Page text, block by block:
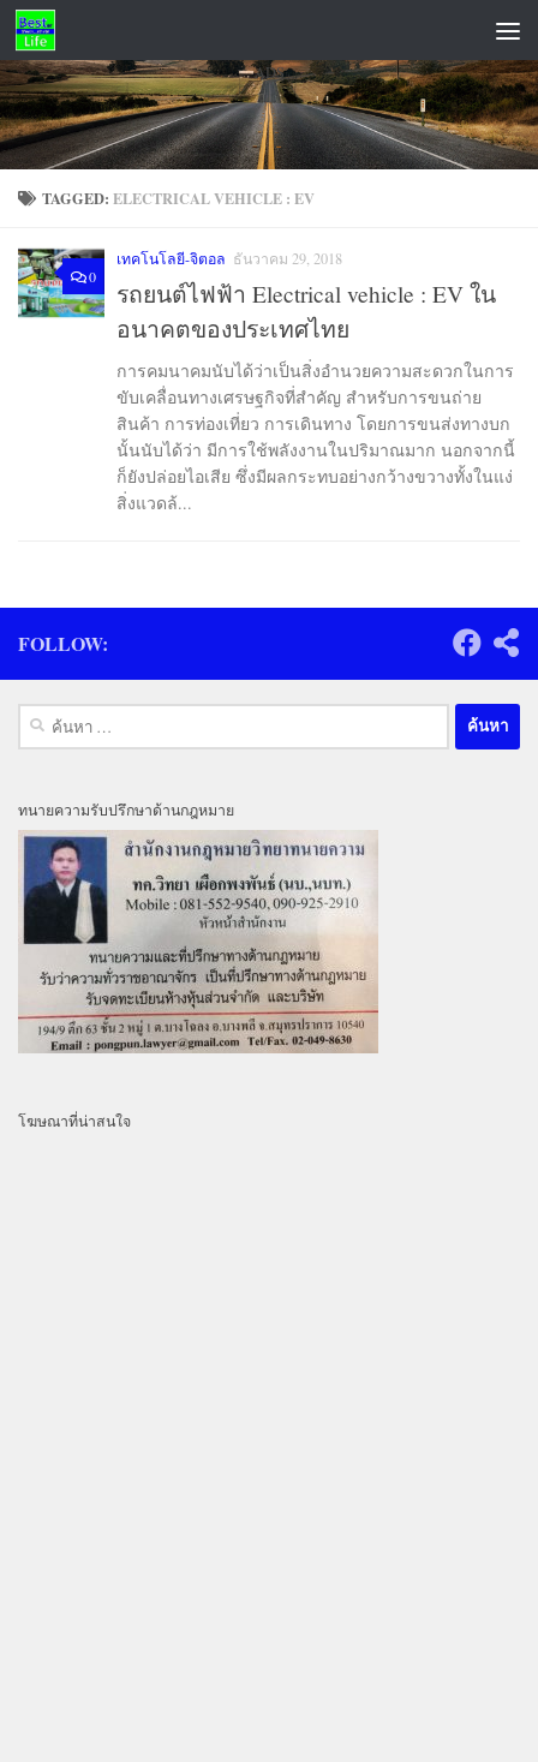
Skip to content
ADS
TAGGED:ELECTRICAL VEHICLE : EV
0
เทคโนโลยี-จิตอล ธันวาคม 29, 2018
รถยนต์ไฟฟ้า Electrical vehicle : EV ใน
อนาคตของประเทศไทย
การคมนาคมนับได้ว่าเป็นสิ่งอำนวยความสะดวกในการ
ขับเคลื่อนทางเศรษฐกิจที่สำคัญ สำหรับการขนถ่าย
สินค้า การท่องเที่ยว การเดินทาง โดยการขนส่งทางบก
นั้นนับได้ว่า มีการใช้พลังงานในปริมาณมาก นอกจากนี้
ก็ยังปล่อยไอเสีย ซึ่งมีผลกระทบอย่างกว้างขวางทั้งในแง่
สิ่งแวดล้...
FOLLOW:
ค้นหา
สำหรับ:
ทนายความรับปรึกษาด้านกฎหมาย
โฆษณาที่น่าสนใจ